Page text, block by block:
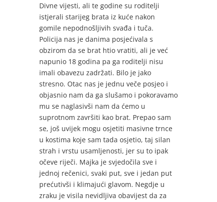
Divne vijesti, ali te godine su roditelji
istjerali starijeg brata iz kuće nakon
gomile nepodnošljivih svađa i tuča.
Policija nas je danima posjećivala s
obzirom da se brat htio vratiti, ali je već
napunio 18 godina pa ga roditelji nisu
imali obavezu zadržati. Bilo je jako
stresno. Otac nas je jednu veče posjeo i
objasnio nam da ga slušamo i pokoravamo
mu se naglasivši nam da ćemo u
suprotnom završiti kao brat. Prepao sam
se, još uvijek mogu osjetiti masivne trnce
u kostima koje sam tada osjetio, taj silan
strah i vrstu usamljenosti, jer su to ipak
očeve riječi. Majka je svjedočila sve i
jednoj rečenici, svaki put, sve i jedan put
prećutivši i klimajući glavom. Negdje u
zraku je visila nevidljiva obavijest da za